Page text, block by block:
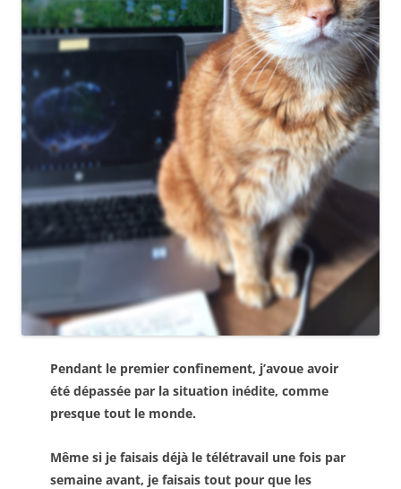
Pendant le premier confinement, j’avoue avoir
été dépassée par la situation inédite, comme
presque tout le monde.
Même si je faisais déjà le télétravail une fois par
semaine avant, je faisais tout pour que les